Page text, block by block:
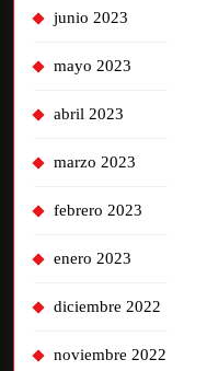
junio 2023
mayo 2023
abril 2023
marzo 2023
febrero 2023
enero 2023
diciembre 2022
noviembre 2022